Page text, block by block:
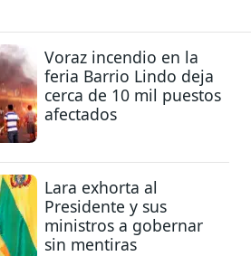
Voraz incendio en la
feria Barrio Lindo deja
cerca de 10 mil puestos
afectados
Lara exhorta al
Presidente y sus
ministros a gobernar
sin mentiras